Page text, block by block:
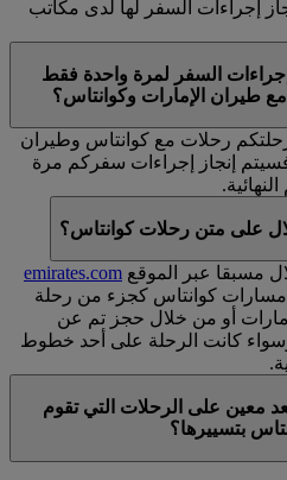
إجراءات السفر لها لدى مكاتب
السفر لمرة واحدة فقط
طيران الإمارات وكوانتاس؟
رحلات مع كوانتاس وطيران
إنجاز إجراءات سفركم مرة
على متن رحلات كوانتاس؟
مسبقا عبر الموقع emirates.com
مسارات كوانتاس كجزء من رحلة
أو من خلال حجز تم عن
كانت الرحلة على أحد خطوط
معين على الرحلات التي تقوم
بتسييرها؟